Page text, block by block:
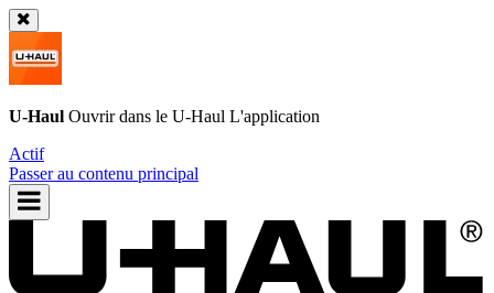
U-Haul Ouvrir dans le U-Haul L'application
Actif
Passer au contenu principal